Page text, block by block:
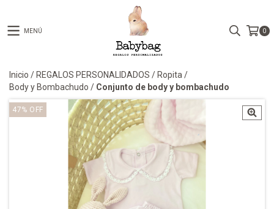
MENÚ 0
Inicio / REGALOS PERSONALIDADOS / Ropita /
Body y Bombachudo / Conjunto de body y bombachudo
47% OFF